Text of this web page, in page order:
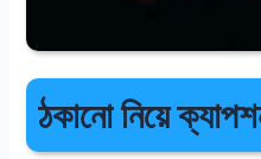
ঠকানো নিয়ে